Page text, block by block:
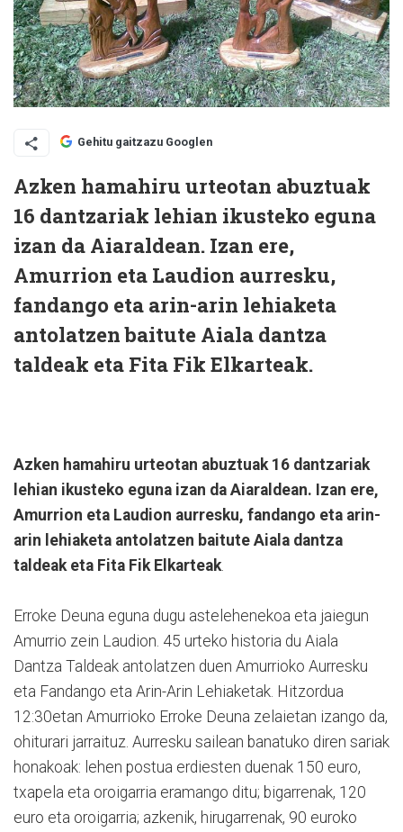
Gehitu gaitzazu Googlen
Azken hamahiru urteotan abuztuak
16 dantzariak lehian ikusteko eguna
izan da Aiaraldean. Izan ere,
Amurrion eta Laudion aurresku,
fandango eta arin-arin lehiaketa
antolatzen baitute Aiala dantza
taldeak eta Fita Fik Elkarteak.
Azken hamahiru urteotan abuztuak 16 dantzariak
lehian ikusteko eguna izan da Aiaraldean. Izan ere,
Amurrion eta Laudion aurresku, fandango eta arin-
arin lehiaketa antolatzen baitute Aiala dantza
taldeak eta Fita Fik Elkarteak
Erroke Deuna eguna dugu astelehenekoa eta jaiegun
Amurrio zein Laudion. 45 urteko historia du Aiala
Dantza Taldeak antolatzen duen Amurrioko Aurresku
eta Fandango eta Arin-Arin Lehiaketak. Hitzordua
12:30etan Amurrioko Erroke Deuna zelaietan izango da,
ohiturari jarraituz. Aurresku sailean banatuko diren sariak
honakoak: lehen postua erdiesten duenak 150 euro,
txapela eta oroigarria eramango ditu; bigarrenak, 120
euro eta oroigarria; azkenik, hirugarrenak, 90 euroko